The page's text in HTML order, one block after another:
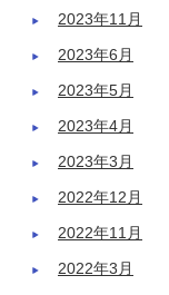
2023年11月
2023年6月
2023年5月
2023年4月
2023年3月
2022年12月
2022年11月
2022年3月